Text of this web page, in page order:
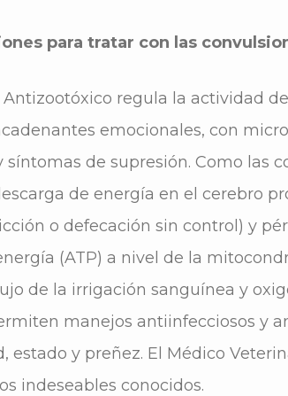
para tratar con las
regula la actividad
emocionales, con
síntomas de supresión. Como las
de energía en el cerebro
o defecación sin control) y
(ATP) a nivel de la
de la irrigación sanguínea y
manejos antiinfecciosos y
estado y preñez. El Médico
indeseables conocidos.